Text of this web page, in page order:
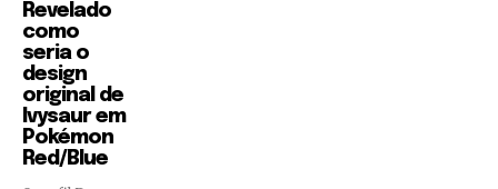
Revelado
como
seria o
design
original de
Ivysaur em
Pokémon
Red/Blue